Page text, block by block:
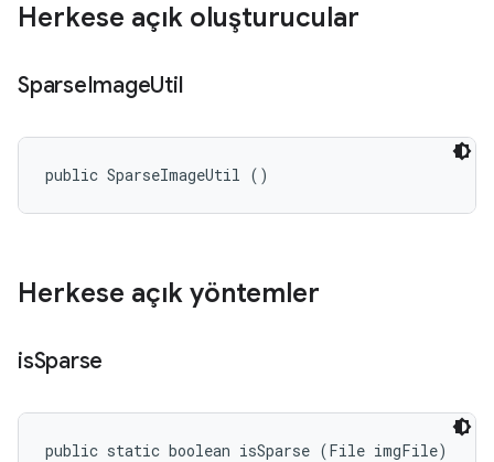
Herkese açık oluşturucular
SparseImageUtil
public SparseImageUtil ()
Herkese açık yöntemler
isSparse
public static boolean isSparse (File imgFile)